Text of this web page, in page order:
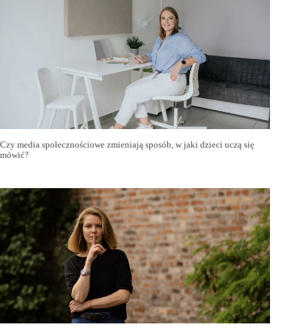
Czy media społecznościowe zmieniają sposób, w jaki dzieci uczą się
mówić?